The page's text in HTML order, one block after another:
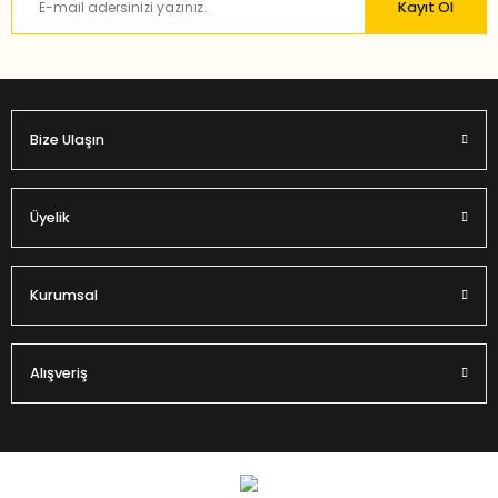
Gönder
Kayıt Ol
Bize Ulaşın
Üyelik
Kurumsal
Alışveriş